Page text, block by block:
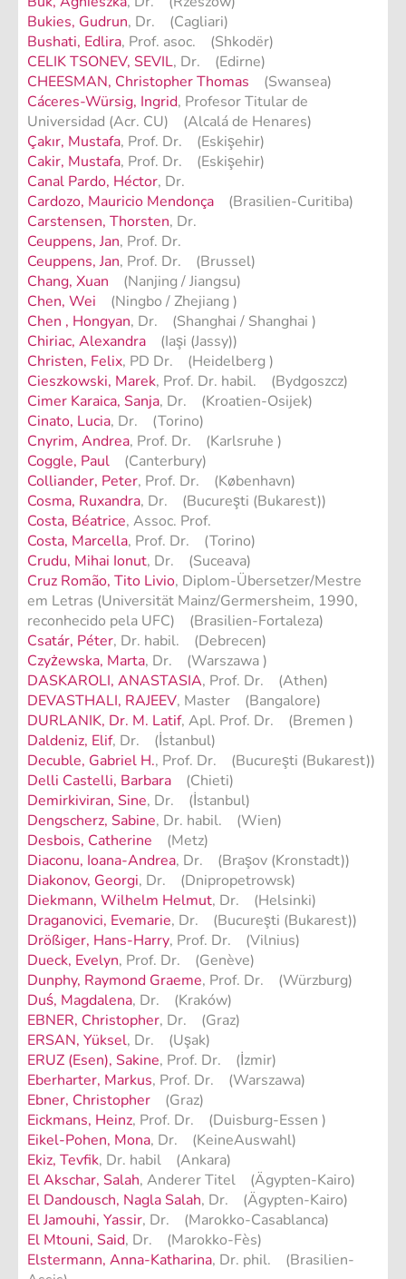
Bukies, Gudrun, Dr. (Cagliari)
Bushati, Edlira, Prof. asoc. (Shkodër)
CELIK TSONEV, SEVIL, Dr. (Edirne)
CHEESMAN, Christopher Thomas (Swansea)
Cáceres-Würsig, Ingrid, Profesor Titular de
Universidad (Acr. CU) (Alcalá de Henares)
Çakır, Mustafa, Prof. Dr. (Eskişehir)
Cakir, Mustafa, Prof. Dr. (Eskişehir)
Canal Pardo, Héctor, Dr.
Cardozo, Mauricio Mendonça (Brasilien-Curitiba)
Carstensen, Thorsten, Dr.
Ceuppens, Jan, Prof. Dr.
Ceuppens, Jan, Prof. Dr. (Brussel)
Chang, Xuan (Nanjing / Jiangsu)
Chen, Wei (Ningbo / Zhejiang )
Chen , Hongyan, Dr. (Shanghai / Shanghai )
Chiriac, Alexandra (Iaşi (Jassy))
Christen, Felix, PD Dr. (Heidelberg )
Cieszkowski, Marek, Prof. Dr. habil. (Bydgoszcz)
Cimer Karaica, Sanja, Dr. (Kroatien-Osijek)
Cinato, Lucia, Dr. (Torino)
Cnyrim, Andrea, Prof. Dr. (Karlsruhe )
Coggle, Paul (Canterbury)
Colliander, Peter, Prof. Dr. (København)
Cosma, Ruxandra, Dr. (Bucureşti (Bukarest))
Costa, Béatrice, Assoc. Prof.
Costa, Marcella, Prof. Dr. (Torino)
Crudu, Mihai Ionut, Dr. (Suceava)
Cruz Romão, Tito Livio, Diplom-Übersetzer/Mestre
em Letras (Universität Mainz/Germersheim, 1990,
reconhecido pela UFC) (Brasilien-Fortaleza)
Csatár, Péter, Dr. habil. (Debrecen)
Czyżewska, Marta, Dr. (Warszawa )
DASKAROLI, ANASTASIA, Prof. Dr. (Athen)
DEVASTHALI, RAJEEV, Master (Bangalore)
DURLANIK, Dr. M. Latif, Apl. Prof. Dr. (Bremen )
Daldeniz, Elif, Dr. (İstanbul)
Decuble, Gabriel H., Prof. Dr. (Bucureşti (Bukarest))
Delli Castelli, Barbara (Chieti)
Demirkiviran, Sine, Dr. (İstanbul)
Dengscherz, Sabine, Dr. habil. (Wien)
Desbois, Catherine (Metz)
Diaconu, Ioana-Andrea, Dr. (Braşov (Kronstadt))
Diakonov, Georgi, Dr. (Dnipropetrowsk)
Diekmann, Wilhelm Helmut, Dr. (Helsinki)
Draganovici, Evemarie, Dr. (Bucureşti (Bukarest))
Drößiger, Hans-Harry, Prof. Dr. (Vilnius)
Dueck, Evelyn, Prof. Dr. (Genève)
Dunphy, Raymond Graeme, Prof. Dr. (Würzburg)
Duś, Magdalena, Dr. (Kraków)
EBNER, Christopher, Dr. (Graz)
ERSAN, Yüksel, Dr. (Uşak)
ERUZ (Esen), Sakine, Prof. Dr. (İzmir)
Eberharter, Markus, Prof. Dr. (Warszawa)
Ebner, Christopher (Graz)
Eickmans, Heinz, Prof. Dr. (Duisburg-Essen )
Eikel-Pohen, Mona, Dr. (KeineAuswahl)
Ekiz, Tevfik, Dr. habil (Ankara)
El Akschar, Salah, Anderer Titel (Ägypten-Kairo)
El Dandousch, Nagla Salah, Dr. (Ägypten-Kairo)
El Jamouhi, Yassir, Dr. (Marokko-Casablanca)
El Mtouni, Said, Dr. (Marokko-Fès)
Elstermann, Anna-Katharina, Dr. phil. (Brasilien-